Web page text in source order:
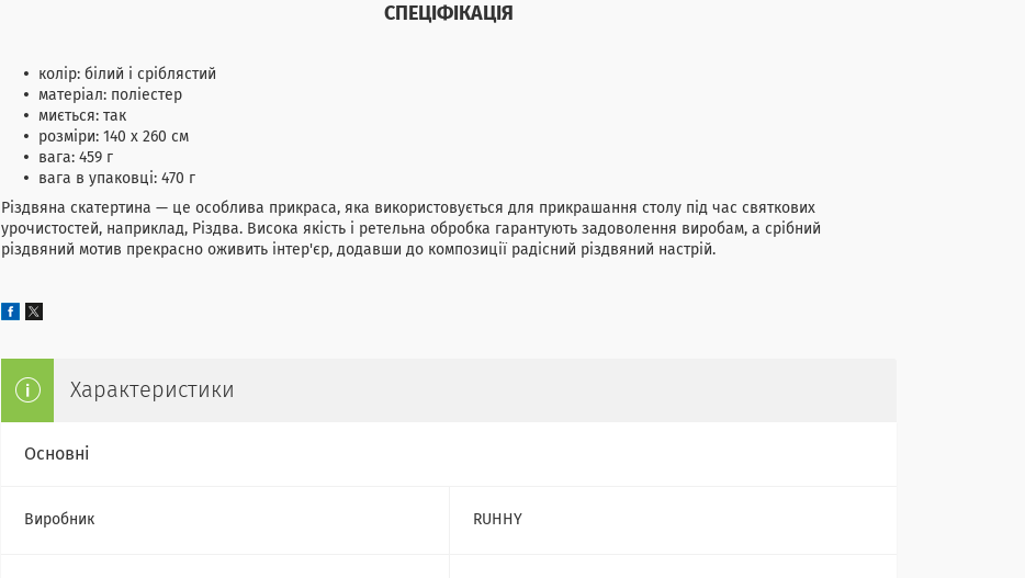
СПЕЦІФІКАЦІЯ
колір: білий і сріблястий
матеріал: поліестер
миється: так
розміри: 140 х 260 см
вага: 459 г
вага в упаковці: 470 г
Різдвяна скатертина — це особлива прикраса, яка використовується для прикрашання столу під час святкових
урочистостей, наприклад, Різдва. Висока якість і ретельна обробка гарантують задоволення виробам, а срібний
різдвяний мотив прекрасно оживить інтер'єр, додавши до композиції радісний різдвяний настрій.
Характеристики
Основні
Виробник RUHHY